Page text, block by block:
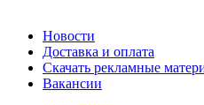
Новости
Доставка и оплата
Скачать рекламные
Вакансии